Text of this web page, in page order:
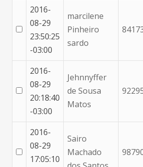
2016-
08-29
23:50:25
-03:00
marcilene
Pinheiro
sardo
2016-
08-29
20:18:40
-03:00
Jehnnyffer
de Sousa
Matos
2016-
08-29
17:05:10
Sairo
Machado